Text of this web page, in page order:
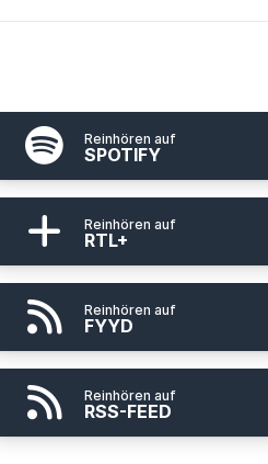
Reinhören auf
SPOTIFY
Reinhören auf
RTL+
Reinhören auf
FYYD
Reinhören auf
RSS-FEED